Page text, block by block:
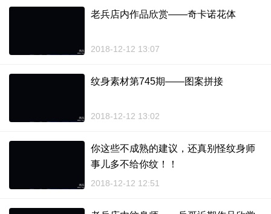
老兵店内作品欣赏——奇卡诺花体
2018-12-12 13:07
纹身素材第745期——图案拼接
2018-12-12 13:02
你这些不成熟的建议，还真别怪纹身师
事儿多不给你纹！！
2018-12-12 12:51